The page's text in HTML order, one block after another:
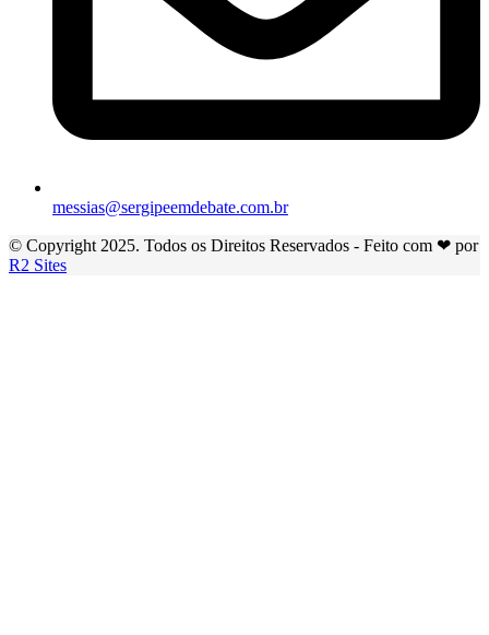
messias@sergipeemdebate.com.br
© Copyright 2025. Todos os Direitos Reservados - Feito com ❤ por
R2 Sites